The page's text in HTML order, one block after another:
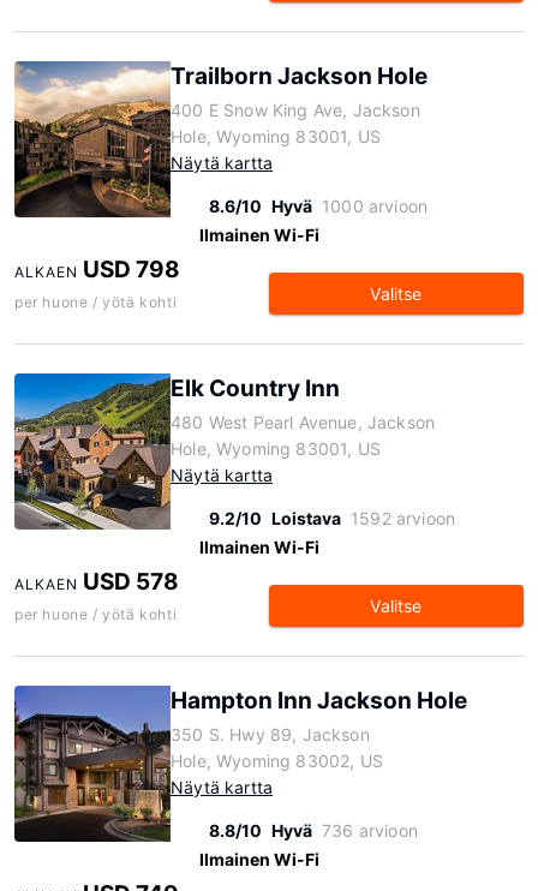
Trailborn Jackson Hole
400 E Snow King Ave, Jackson
Hole, Wyoming 83001, US
Näytä kartta
8.6/10 Hyvä 1000 arvioon
Ilmainen Wi-Fi
ALKAEN USD 798
per huone / yötä kohti Valitse
Elk Country Inn
480 West Pearl Avenue, Jackson
Hole, Wyoming 83001, US
Näytä kartta
9.2/10 Loistava 1592 arvioon
Ilmainen Wi-Fi
ALKAEN USD 578
per huone / yötä kohti Valitse
Hampton Inn Jackson Hole
350 S. Hwy 89, Jackson
Hole, Wyoming 83002, US
Näytä kartta
8.8/10 Hyvä 736 arvioon
Ilmainen Wi-Fi